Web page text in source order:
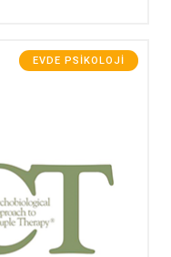
EVDE PSIKOLOJI